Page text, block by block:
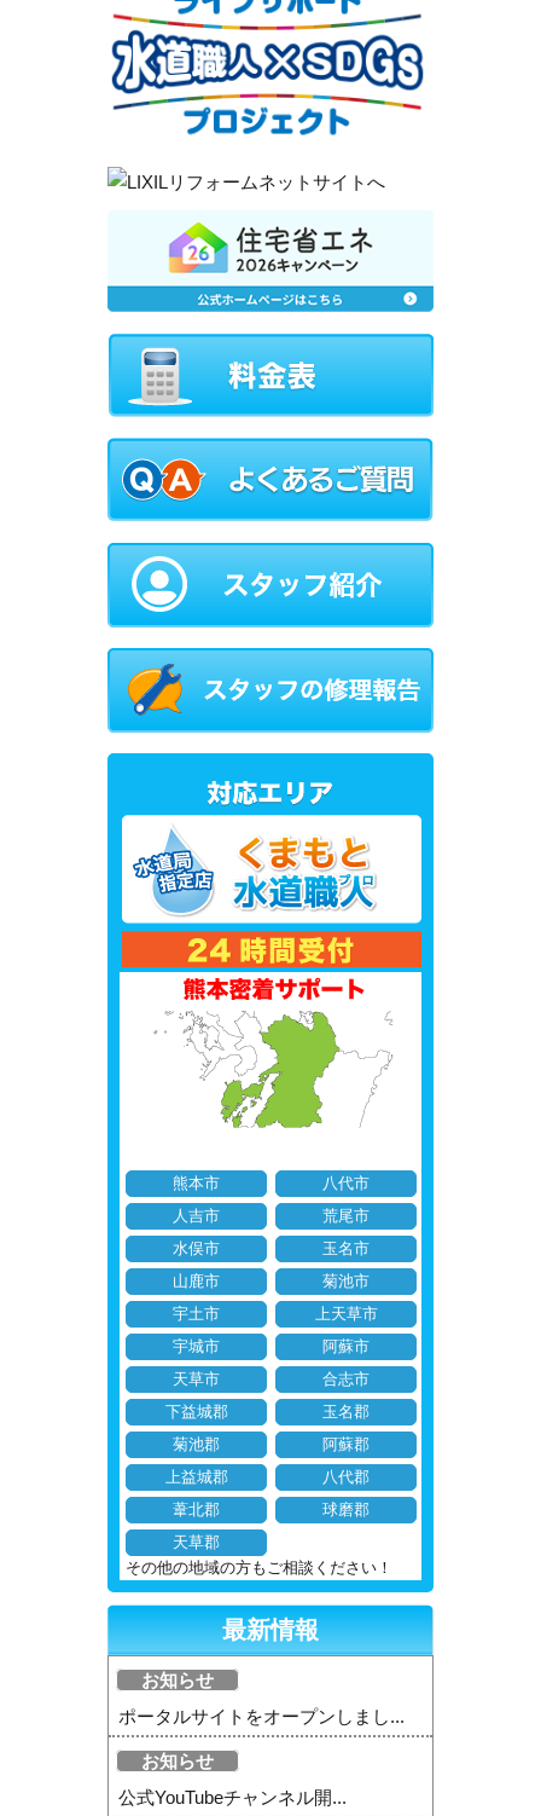
熊本市
八代市
人吉市
荒尾市
水俣市
玉名市
山鹿市
菊池市
宇土市
上天草市
宇城市
阿蘇市
天草市
合志市
下益城郡
玉名郡
菊池郡
阿蘇郡
上益城郡
八代郡
葦北郡
球磨郡
天草郡
その他の地域の方もご相談ください！
最新情報
お知らせ
ポータルサイトをオープンしまし...
お知らせ
公式YouTubeチャンネル開...